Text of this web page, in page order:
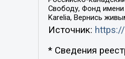
Свободу, Фонд имени
Karelia, Вернись
Источник:
* Сведения